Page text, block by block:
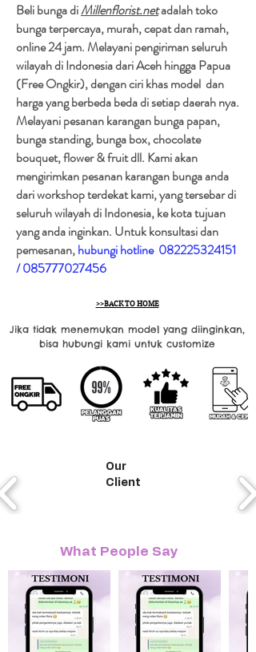
Beli bunga diMillenflorist.netadalah toko
bunga terpercaya, murah, cepat dan ramah,
online 24 jam. Melayani pengiriman seluruh
wilayah di Indonesia dari Aceh hingga Papua
(Free Ongkir), dengan ciri khas model dan
harga yang berbeda beda di setiap daerah nya.
Melayani pesanan karangan bunga papan,
bunga standing, bunga box, chocolate
bouquet, flower & fruit dll. Kami akan
mengirimkan pesanan karangan bunga anda
dari workshop terdekat kami, yang tersebar di
seluruh wilayah di Indonesia, ke kota tujuan
yang anda inginkan. Untuk konsultasi dan
pemesanan,hubungi hotline 082225324151
/085777027456
>>BACK TO HOME
Jika tidak menemukan model yang diinginkan,
bisa hubungi kami untuk customize
Our
Client
What People Say